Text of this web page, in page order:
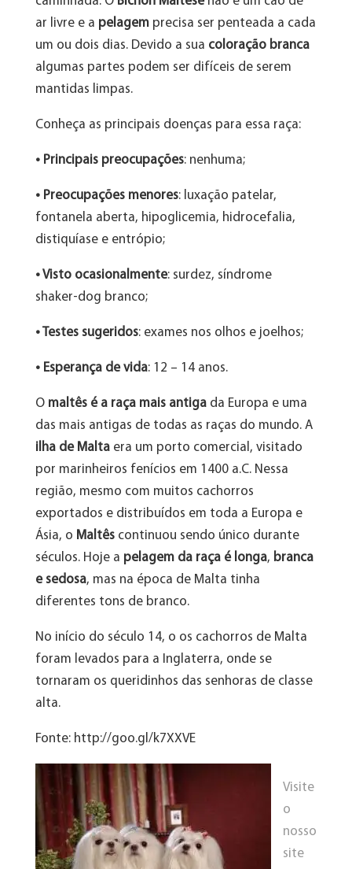
ar livre e a pelagemprecisa ser penteada a cada
um ou dois dias. Devido a sua coloração branca
algumas partes podem ser difíceis de serem
mantidas limpas.
Conheça as principais doenças para essa raça:
• Principais preocupações: nenhuma;
• Preocupações menores: luxação patelar,
fontanela aberta, hipoglicemia, hidrocefalia,
distiquíase e entrópio;
• Visto ocasionalmente: surdez, síndrome
shaker-dog branco;
• Testes sugeridos: exames nos olhos e joelhos;
• Esperança de vida: 12 – 14 anos.
O maltês é a raça mais antigada Europa e uma
das mais antigas de todas as raças do mundo. A
ilha de Maltaera um porto comercial, visitado
por marinheiros fenícios em 1400 a.C. Nessa
região, mesmo com muitos cachorros
exportados e distribuídos em toda a Europa e
Ásia, o Maltêscontinuou sendo único durante
séculos. Hoje a pelagem da raça é longa, branca
e sedosa, mas na época de Malta tinha
diferentes tons de branco.
No início do século 14, o os cachorros de Malta
foram levados para a Inglaterra, onde se
tornaram os queridinhos das senhoras de classe
alta.
Fonte: http://goo.gl/k7XXVE
Visite
o
nosso
site